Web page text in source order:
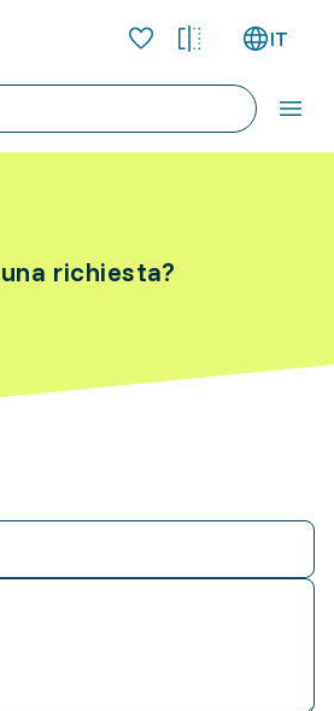
IT
richiesta?